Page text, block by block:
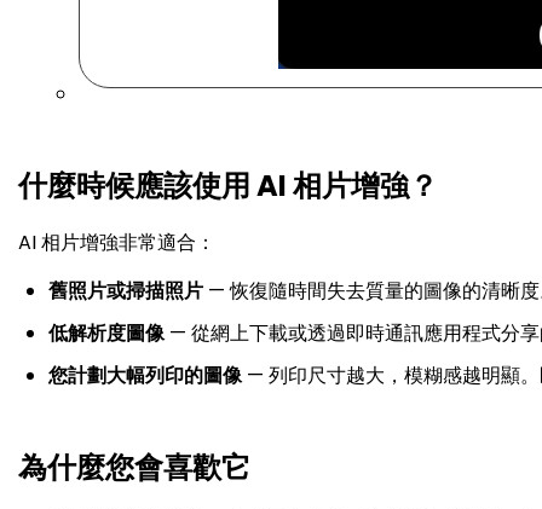
什麼時候應該使用 AI 相片增強？
AI 相片增強非常適合：
舊照片或掃描照片 — 恢復隨時間失去質量的圖像的清晰
低解析度圖像— 從網上下載或透過即時通訊應用程式分
您計劃大幅列印的圖像— 列印尺寸越大，模糊感越明顯
為什麼您會喜歡它